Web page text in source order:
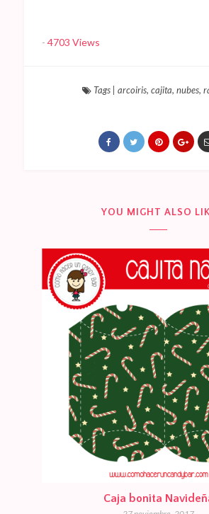
- 4703 Views
Tags| arcoiris, cajita, nubes,
YOU MIGHT ALSO
Caja bonita